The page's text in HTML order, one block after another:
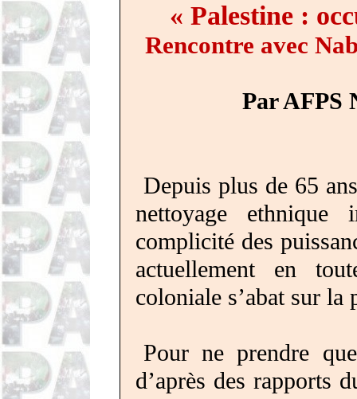
« Palestine:
Rencontre avec
Par AFPS
Depuis plus de 65
nettoyage
complicité des
actuellement en
coloniale s’abat sur la
Pour ne prendre
d’après des rapports